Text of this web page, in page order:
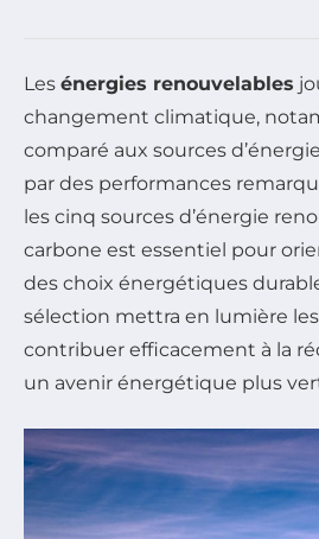
Les énergies renouvelables
changement climatique,
comparé aux sources
par des performances
les cinq sources d’énergie
carbone est essentiel pour
des choix énergétiques
sélection mettra en lumière
contribuer efficacement à la
un avenir énergétique plus